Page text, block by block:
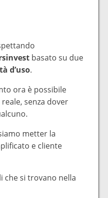
basato su due
d’uso.
ora è possibile
senza dover
metter la
e cliente
che si trovano nella